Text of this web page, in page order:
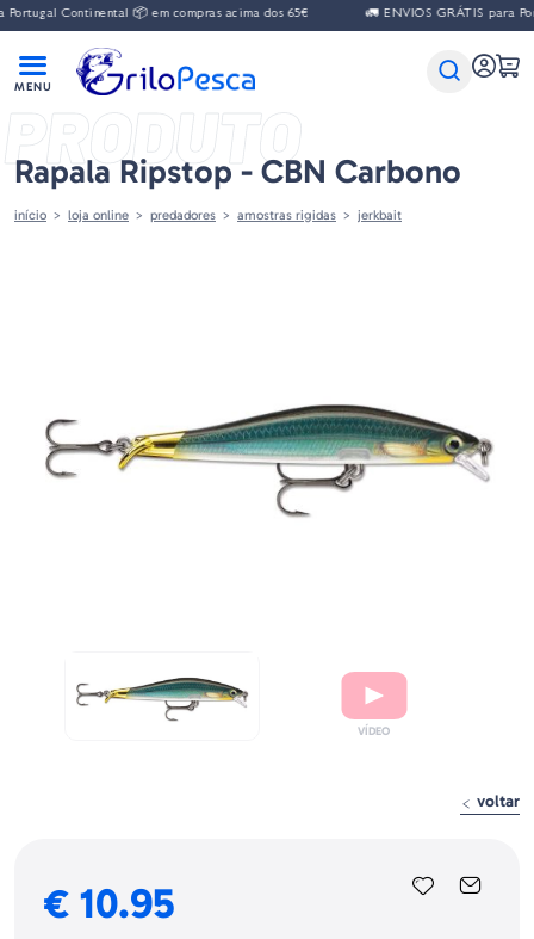
Continental 📦 em compras acima dos 65€ 🚛 ENVIOS GRÁTIS para
PRODUTO
Rapala Ripstop - CBN Carbono
início loja online predadores amostras rigidas jerkbait
voltar
€ 10.95